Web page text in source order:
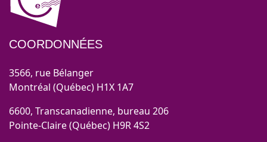
COORDONNÉES
3566, rue Bélanger
Montréal (Québec) H1X 1A7
6600, Transcanadienne, bureau 206
Pointe-Claire (Québec) H9R 4S2